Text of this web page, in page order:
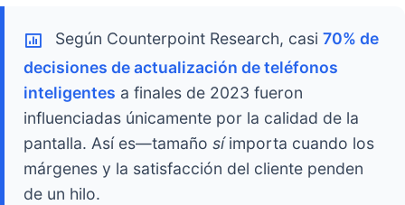
vuelto a ser audaz, extendiendo las pantallas
de las palmas como televisores de pantalla
para hormigas. Y, ¿saben qué? Los
lo están comiendo.
Pantalla más grande, píxeles más brillantes,
más delgados; no solo es atractivo, sino que